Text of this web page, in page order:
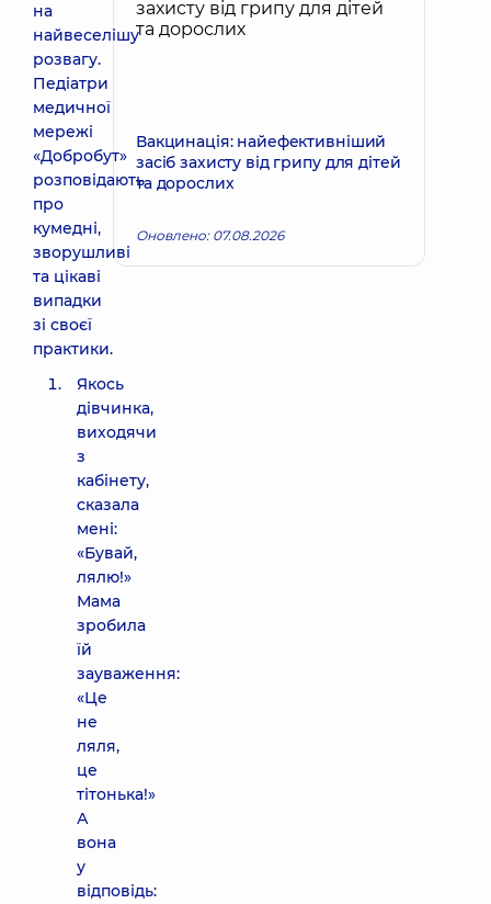
на
найвеселішу
розвагу.
Педіатри
медичної
мережі
«Добробут»
розповідають
про
кумедні,
зворушливі
та цікаві
випадки
зі своєї
практики.
Якось
дівчинка,
виходячи
з
кабінету,
сказала
мені:
«Бувай,
лялю!»
Мама
зробила
їй
зауваження:
«Це
не
ляля,
це
тітонька!»
А
вона
у
відповідь:
Вакцинація: найефективніший
засіб захисту від грипу для дітей
та дорослих
Оновлено: 07.08.2026